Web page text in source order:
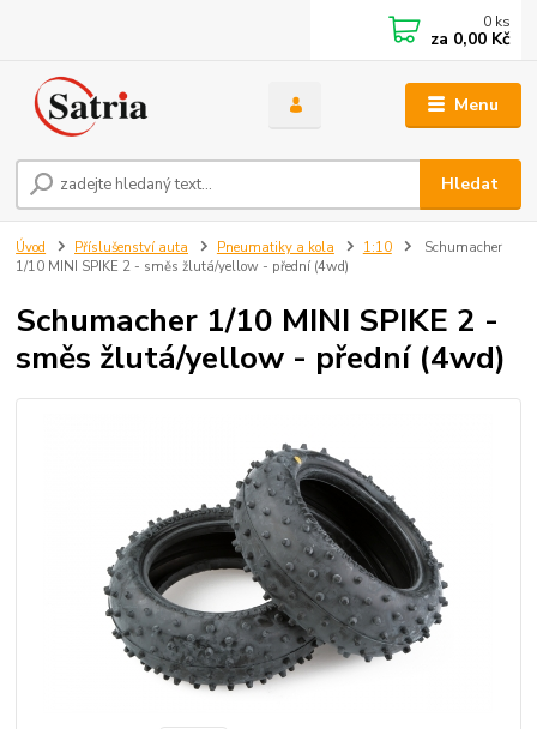
Menu
Hledat
0 ks
za 0,00 Kč
Úvod Příslušenství auta Pneumatiky a kola 1:10
Schumacher
1/10 MINI SPIKE 2 - směs žlutá/yellow - přední (4wd)
Schumacher 1/10 MINI SPIKE 2 -
směs žlutá/yellow - přední (4wd)